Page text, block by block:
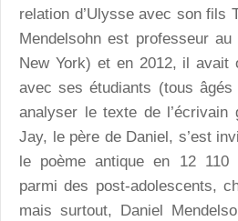
relation d’Ulysse avec son fils
Mendelsohn est professeur
New York) et en 2012, il avait
avec ses étudiants (tous
analyser le texte de
Jay, le père de Daniel, s’est
le poème antique en 12 110
parmi des post-adolescents,
mais surtout, Daniel